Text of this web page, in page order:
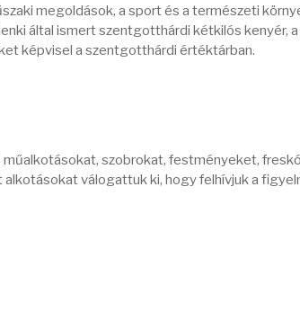
megoldások, a sport és a természeti
által ismert szentgotthárdi kétkilós kenyér,
képvisel a szentgotthárdi értéktárban.
szobrokat, festményeket,
válogattuk ki, hogy felhívjuk a